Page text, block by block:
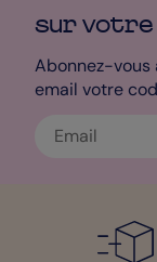
sur votre
Abonnez-vous
email votre